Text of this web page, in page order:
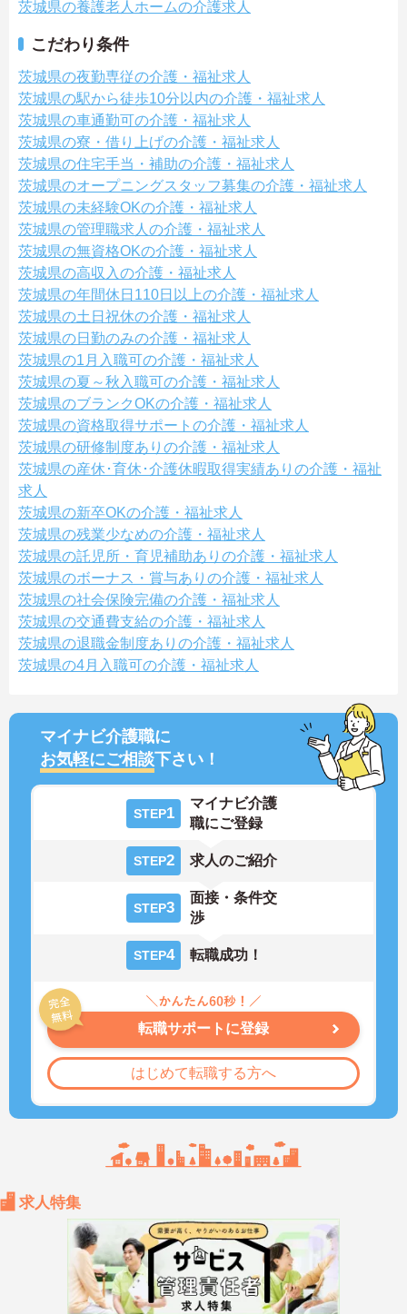
茨城県の養護老人ホームの介護求人
こだわり条件
茨城県の夜勤専従の介護・福祉求人
茨城県の駅から徒歩10分以内の介護・福祉求人
茨城県の車通勤可の介護・福祉求人
茨城県の寮・借り上げの介護・福祉求人
茨城県の住宅手当・補助の介護・福祉求人
茨城県のオープニングスタッフ募集の介護・福祉求人
茨城県の未経験OKの介護・福祉求人
茨城県の管理職求人の介護・福祉求人
茨城県の無資格OKの介護・福祉求人
茨城県の高収入の介護・福祉求人
茨城県の年間休日110日以上の介護・福祉求人
茨城県の土日祝休の介護・福祉求人
茨城県の日勤のみの介護・福祉求人
茨城県の1月入職可の介護・福祉求人
茨城県の夏～秋入職可の介護・福祉求人
茨城県のブランクOKの介護・福祉求人
茨城県の資格取得サポートの介護・福祉求人
茨城県の研修制度ありの介護・福祉求人
茨城県の産休･育休･介護休暇取得実績ありの介護・福祉
求人
茨城県の新卒OKの介護・福祉求人
茨城県の残業少なめの介護・福祉求人
茨城県の託児所・育児補助ありの介護・福祉求人
茨城県のボーナス・賞与ありの介護・福祉求人
茨城県の社会保険完備の介護・福祉求人
茨城県の交通費支給の介護・福祉求人
茨城県の退職金制度ありの介護・福祉求人
茨城県の4月入職可の介護・福祉求人
マイナビ介護職に
お気軽にご相談下さい！
STEP1
マイナビ介護
職にご登録
STEP2 求人のご紹介
STEP3
面接・条件交
渉
STEP4 転職成功！
転職サポートに登録
はじめて転職する方へ
求人特集